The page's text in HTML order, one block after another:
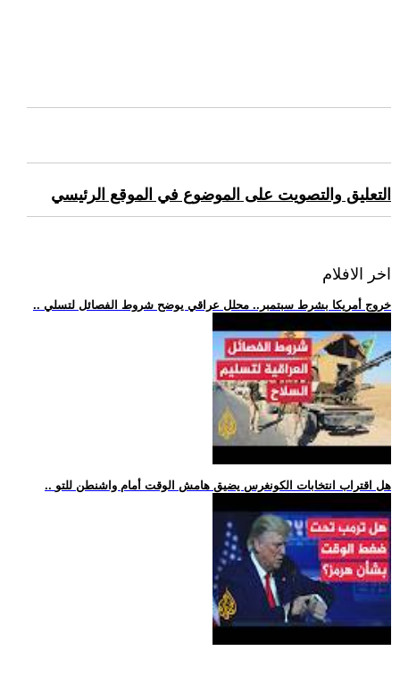
التعليق والتصويت على الموضوع في الموقع الرئيسي
اخر الافلام
.. خروج أمريكا بشرط سبتمبر.. محلل عراقي يوضح شروط الفصائل لتسلي
.. هل اقتراب انتخابات الكونغرس يضيق هامش الوقت أمام واشنطن للتو